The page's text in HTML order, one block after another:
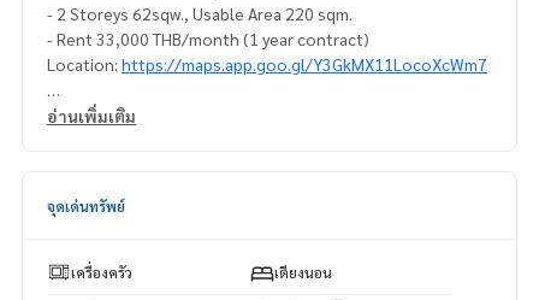
- 2 Storeys 62sqw., Usable Area 220 sqm.
- Rent 33,000 THB/month (1 year contract)
Location: https://maps.app.goo.gl/Y3GkMX11LocoXcWm7
📌LINE CONTACT: @lurofficial
K. Smith082-4145978
อ่านเพิ่มเติม
จุดเด่นทรัพย์
เครื่องครัว เตียงนอน